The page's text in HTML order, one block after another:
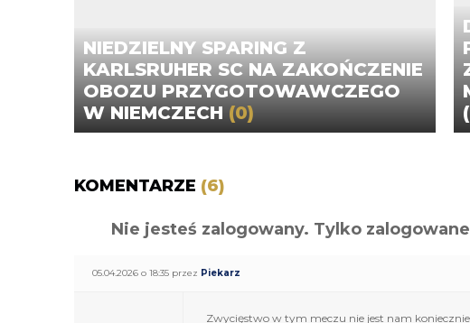
NIEDZIELNY SPARING Z
KARLSRUHER SC NA ZAKOŃCZENIE
OBOZU PRZYGOTOWAWCZEGO
W NIEMCZECH (0)
KOMENTARZE (6)
Nie jesteś zalogowany. Tylko
05.04.2026 o 18:35 przez Piekarz
Zwycięstwo w tym meczu nie jest nam